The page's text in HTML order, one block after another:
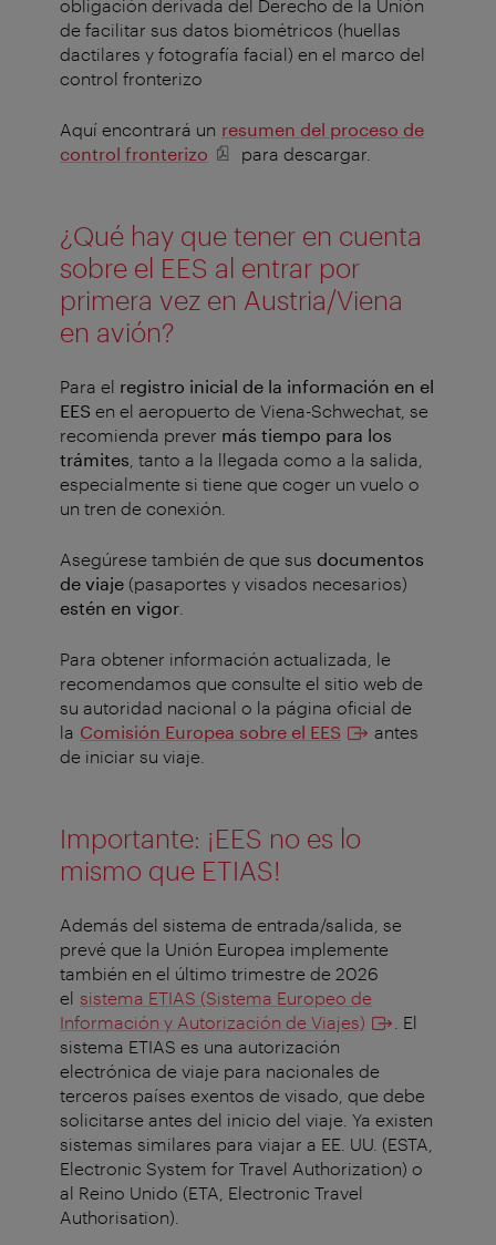
obligación derivada del Derecho de la Unión
de facilitar sus datos biométricos (huellas
dactilares y fotografía facial) en el marco del
control fronterizo
Aquí encontrará un resumen del proceso de
control fronterizo
para descargar.
¿Qué hay que tener en cuenta
sobre el EES al entrar por
primera vez en Austria/Viena
en avión?
Para el registro inicial de la información en el
EES en el aeropuerto de Viena-Schwechat, se
recomienda prever más tiempo para los
trámites , tanto a la llegada como a la salida,
especialmente si tiene que coger un vuelo o
un tren de conexión.
Asegúrese también de que sus documentos
de viaje (pasaportes y visados necesarios)
estén en vigor
Para obtener información actualizada, le
recomendamos que consulte el sitio web de
su autoridad nacional o la página oficial de
la Comisión Europea sobre el EES
antes
de iniciar su viaje.
Importante: ¡EES no es lo
mismo que ETIAS!
Además del sistema de entrada/salida, se
prevé que la Unión Europea implemente
también en el último trimestre de 2026
el sistema ETIAS (Sistema Europeo de
Información y Autorización de Viajes)
. El
sistema ETIAS es una autorización
electrónica de viaje para nacionales de
terceros países exentos de visado, que debe
solicitarse antes del inicio del viaje. Ya existen
sistemas similares para viajar a EE. UU. (ESTA,
Electronic System for Travel Authorization) o
al Reino Unido (ETA, Electronic Travel
Authorisation).